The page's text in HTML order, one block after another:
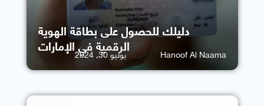
دليلك للحصول على بطاقة الهوية
الرقمية في الإمارات Hanoof Al Naama يوليو 30, 2024